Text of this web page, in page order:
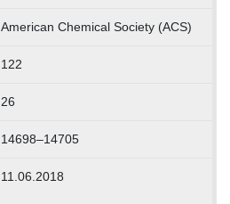
American Chemical Society (ACS)
122
26
14698–14705
11.06.2018